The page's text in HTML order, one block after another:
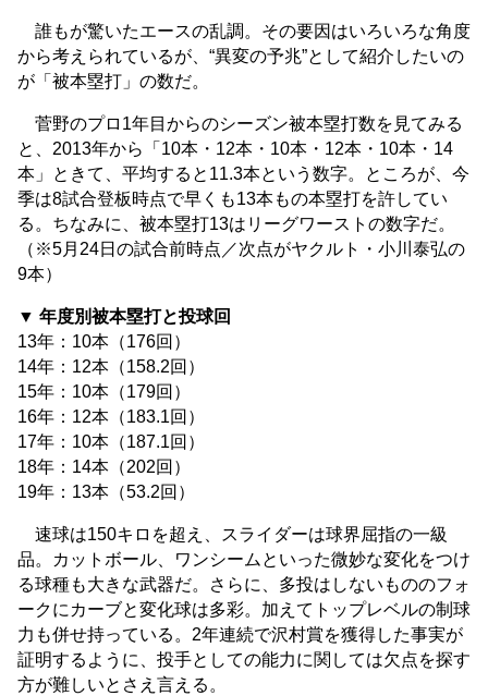
誰もが驚いたエースの乱調。その要因はいろいろな角度
から考えられているが、“異変の予兆”として紹介したいの
が「被本塁打」の数だ。
菅野のプロ1年目からのシーズン被本塁打数を見てみる
と、2013年から「10本・12本・10本・12本・10本・14
本」ときて、平均すると11.3本という数字。ところが、今
季は8試合登板時点で早くも13本もの本塁打を許してい
る。ちなみに、被本塁打13はリーグワーストの数字だ。
（※5月24日の試合前時点／次点がヤクルト・小川泰弘の
9本）
▼ 年度別被本塁打と投球回
13年：10本（176回）
14年：12本（158.2回）
15年：10本（179回）
16年：12本（183.1回）
17年：10本（187.1回）
18年：14本（202回）
19年：13本（53.2回）
速球は150キロを超え、スライダーは球界屈指の一級
品。カットボール、ワンシームといった微妙な変化をつけ
る球種も大きな武器だ。さらに、多投はしないもののフォ
ークにカーブと変化球は多彩。加えてトップレベルの制球
力も併せ持っている。2年連続で沢村賞を獲得した事実が
証明するように、投手としての能力に関しては欠点を探す
方が難しいとさえ言える。